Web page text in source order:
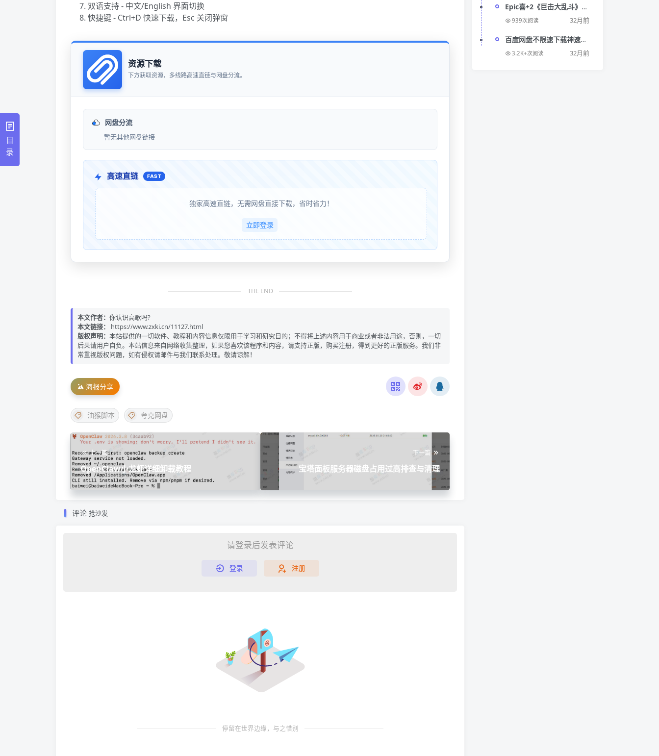
双语支持 - 中文/English 界面切换
快捷键 - Ctrl+D 快速下载，Esc 关闭弹窗
资源下载
下方获取资源，多线路高速直链与网盘分流。
网盘分流
暂无其他网盘链接
高速直链 FAST
独家高速直链，无需网盘直接下载，省时省力！
立即登录
THE END
本文作者： 你认识高歌吗?
本文链接：
https://www.zxki.cn/11127.html
版权声明： 本站提供的一切软件、教程和内容信息仅限用于学习和研究目的；不得将上述内容用于商业或者非法用途，否则，一切
后果请用户自负。本站信息来自网络收集整理，如果您喜欢该程序和内容，请支持正版，购买注册，得到更好的正版服务。我们非
常重视版权问题，如有侵权请邮件与我们联系处理。敬请谅解！
海报分享
油猴脚本 夸克网盘
上一篇
OpenClaw小龙虾详细卸载教程
下一篇
宝塔面板服务器磁盘占用过高排查与清理
评论 抢沙发
请登录后发表评论
登录 注册
停留在世界边缘，与之惜别
Epic喜+2《巨击大乱斗》
《先驱》
939次阅读 32月前
百度网盘不限速下载神速
down油猴脚本
3.2K+次阅读 32月前
目
录